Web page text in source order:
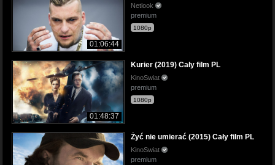
01:06:44
Netlook
premium
1080p
01:48:37
Kurier (2019) Cały film PL
KinoSwiat
premium
1080p
Żyć nie umierać (2015) Cały film PL
KinoSwiat
premium